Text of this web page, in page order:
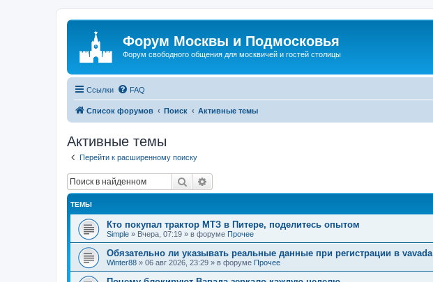
Форум Москвы и Подмосковья
Форум свободного общения для москвичей и гостей столицы
Ссылки FAQ
Список форумов Поиск Активные темы
Активные темы
Перейти к расширенному поиску
Поиск
ТЕМЫ
Кто покупал трактор МТЗ в Питере, поделитесь опытом
Simple » Вчера, 07:19 » в форуме Прочее
Обязательно ли указывать реальные данные при регистрации в vavada
Winter88 » 06 авг 2026, 23:29 » в форуме Прочее